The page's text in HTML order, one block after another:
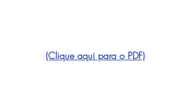
(Clique aqui para o PDF)